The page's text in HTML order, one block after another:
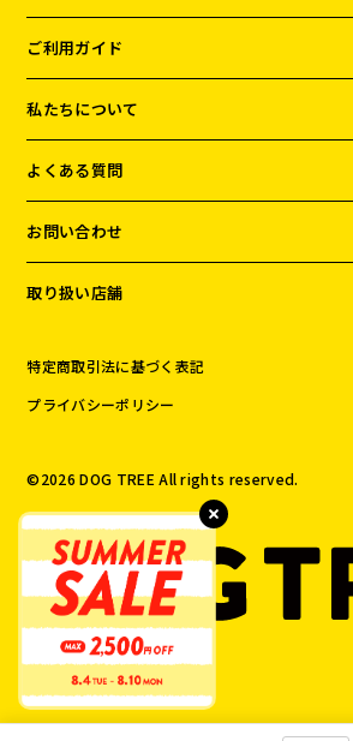
ご利用ガイド
私たちについて
よくある質問
お問い合わせ
取り扱い店舗
特定商取引法に基づく表記
プライバシーポリシー
©️2026 DOG TREE All rights reserved.